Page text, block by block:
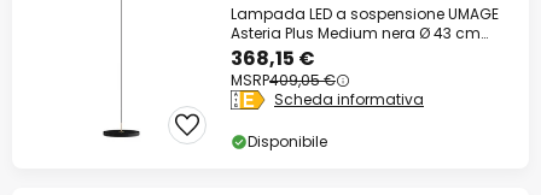
Lampada LED a sospensione UMAGE
Asteria Plus Medium nera Ø 43 cm
CCT
368,15 €
MSRP409,05 €
Scheda informativa
Disponibile